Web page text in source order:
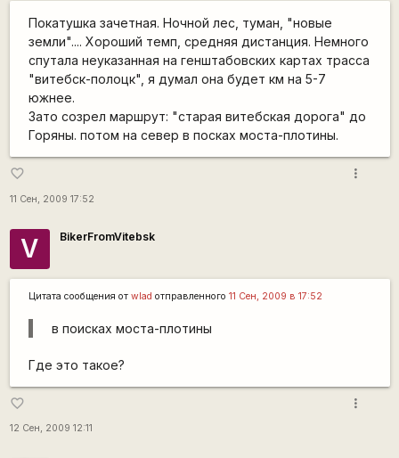
Покатушка зачетная. Ночной лес, туман, "новые
земли".... Хороший темп, средняя дистанция. Немного
спутала неуказанная на генштабовских картах трасса
"витебск-полоцк", я думал она будет км на 5-7
южнее.
Зато созрел маршрут: "старая витебская дорога" до
Горяны. потом на север в посках моста-плотины.
favorite_border
11 Сен, 2009 17:52
more_vert
V BikerFromVitebsk
Цитата сообщения от wlad отправленного 11 Сен, 2009 в 17:52
в поисках моста-плотины
Где это такое?
favorite_border
12 Сен, 2009 12:11
more_vert